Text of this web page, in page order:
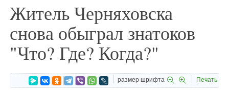
Житель Черняховска
снова обыграл знатоков
"Что? Где? Когда?"
размер шрифта Печать